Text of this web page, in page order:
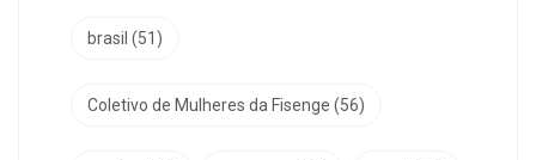
brasil (51)
Coletivo de Mulheres da Fisenge (56)